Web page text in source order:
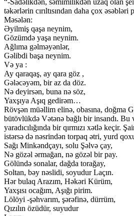
“-Sadəlikdən, səmimilikdən uzaq olan
təkərlərin cırıltısından daha çox əsəbləri
Məsələn:
Əyilmiş qaşa neynim,
Gözümdə yaşa neynim.
Ağlıma gəlməyənlər,
Gəlibdi başa neynim.
Və ya :
Ay qaraqaş, ay qara göz ,
Gələcəyəm, bir az da döz.
Nə deyirsən, buna nə söz,
Yaxşıya Aşıq gedirəm…
Rövşən müəllim elinə, obasına, doğma
bütövlükdə Vətənə bağlı bir insandı.
yaradıcılığında bir qırmızı xətlə keçir.
istərsə də nəsrindən torpaq ətri, yurd
Sağı Minkəndçayı, solu Şəlvə çay,
Nə gözəl ərmağan, nə gözəl bir pay.
Gölündə sonalar, dağda torağay,
Soltan, bəy nəslidi, soyudur Laçın.
Hər bulaq Arazım, Həkəri Kürüm,
Yaxşısı ocağım, Aşığı pirim.
Lölöyi -şəhvarım, şərəfinə, dürrüm,
Qızılın özüdür, suyudur